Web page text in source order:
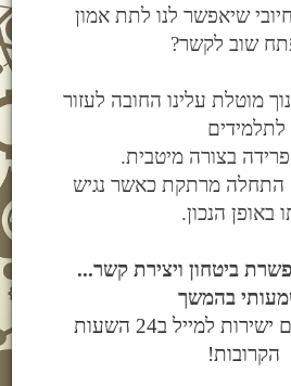
שיאפשר לנו לתת אמון
שוב לקשר?
מוטלת עלינו החובה לעזור
לתלמידים
בצורה מיטבית.
התחלה מרתקת כאשר נגיש
באופן הנכון.
...פרידה טובה מאפשרת ביטחון ויצירת קשר
בהמשך
הקובץ ישלח לכם ישירות למייל ב24 השעות
הקרובות!